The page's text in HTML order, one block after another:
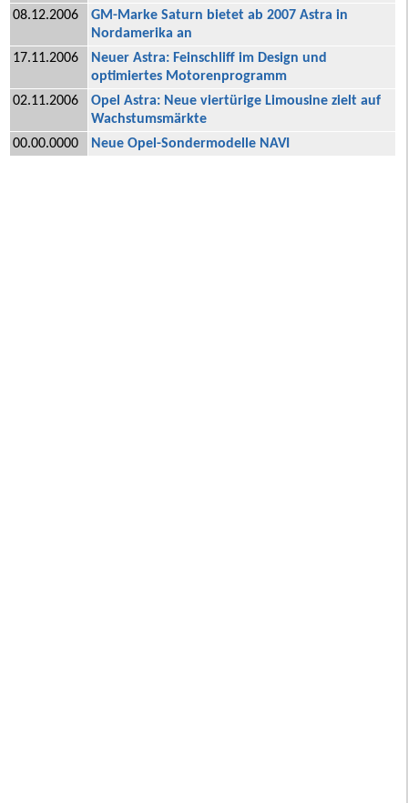
08.12.2006
GM-Marke Saturn bietet ab 2007 Astra in
Nordamerika an
17.11.2006
Neuer Astra: Feinschliff im Design und
optimiertes Motorenprogramm
02.11.2006
Opel Astra: Neue viertürige Limousine zielt auf
Wachstumsmärkte
00.00.0000
Neue Opel-Sondermodelle NAVI